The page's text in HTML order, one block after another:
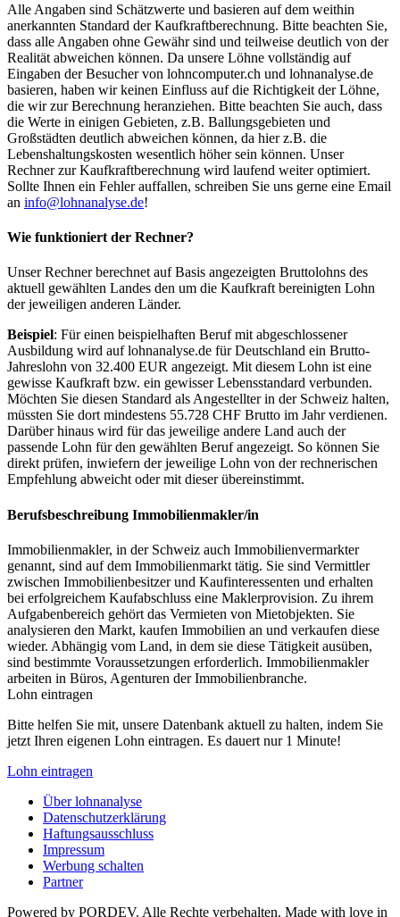
Alle Angaben sind Schätzwerte und basieren auf dem weithin
anerkannten Standard der Kaufkraftberechnung. Bitte beachten Sie,
dass alle Angaben ohne Gewähr sind und teilweise deutlich von der
Realität abweichen können. Da unsere Löhne vollständig auf
Eingaben der Besucher von lohncomputer.ch und lohnanalyse.de
basieren, haben wir keinen Einfluss auf die Richtigkeit der Löhne,
die wir zur Berechnung heranziehen. Bitte beachten Sie auch, dass
die Werte in einigen Gebieten, z.B. Ballungsgebieten und
Großstädten deutlich abweichen können, da hier z.B. die
Lebenshaltungskosten wesentlich höher sein können. Unser
Rechner zur Kaufkraftberechnung wird laufend weiter optimiert.
Sollte Ihnen ein Fehler auffallen, schreiben Sie uns gerne eine Email
an info@lohnanalyse.de!
Wie funktioniert der Rechner?
Unser Rechner berechnet auf Basis angezeigten Bruttolohns des
aktuell gewählten Landes den um die Kaufkraft bereinigten Lohn
der jeweiligen anderen Länder.
Beispiel: Für einen beispielhaften Beruf mit abgeschlossener
Ausbildung wird auf lohnanalyse.de für Deutschland ein Brutto-
Jahreslohn von 32.400 EUR angezeigt. Mit diesem Lohn ist eine
gewisse Kaufkraft bzw. ein gewisser Lebensstandard verbunden.
Möchten Sie diesen Standard als Angestellter in der Schweiz halten,
müssten Sie dort mindestens 55.728 CHF Brutto im Jahr verdienen.
Darüber hinaus wird für das jeweilige andere Land auch der
passende Lohn für den gewählten Beruf angezeigt. So können Sie
direkt prüfen, inwiefern der jeweilige Lohn von der rechnerischen
Empfehlung abweicht oder mit dieser übereinstimmt.
Berufsbeschreibung Immobilienmakler/in
Immobilienmakler, in der Schweiz auch Immobilienvermarkter
genannt, sind auf dem Immobilienmarkt tätig. Sie sind Vermittler
zwischen Immobilienbesitzer und Kaufinteressenten und erhalten
bei erfolgreichem Kaufabschluss eine Maklerprovision. Zu ihrem
Aufgabenbereich gehört das Vermieten von Mietobjekten. Sie
analysieren den Markt, kaufen Immobilien an und verkaufen diese
wieder. Abhängig vom Land, in dem sie diese Tätigkeit ausüben,
sind bestimmte Voraussetzungen erforderlich. Immobilienmakler
arbeiten in Büros, Agenturen der Immobilienbranche.
Lohn eintragen
Bitte helfen Sie mit, unsere Datenbank aktuell zu halten, indem Sie
jetzt Ihren eigenen Lohn eintragen. Es dauert nur 1 Minute!
Lohn eintragen
Über lohnanalyse
Datenschutzerklärung
Haftungsausschluss
Impressum
Werbung schalten
Partner
Powered by PORDEV. Alle Rechte verbehalten. Made with love in